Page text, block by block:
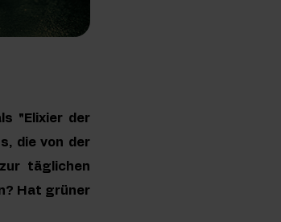
"Elixier der
die von der
täglichen
Hat grüner